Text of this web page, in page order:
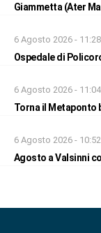
Giammetta (Ater
6 Agosto 2026 - 11:28
Ospedale di
6 Agosto 2026 - 11:04
Torna il Metaponto
6 Agosto 2026 - 10:52
Agosto a Valsinni